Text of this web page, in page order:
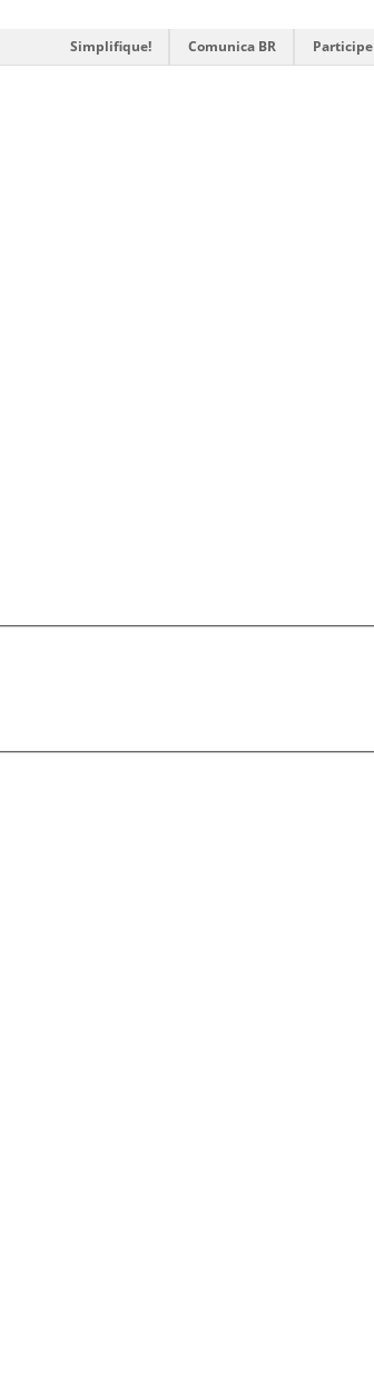
Simplifique! Comunica BR Participe